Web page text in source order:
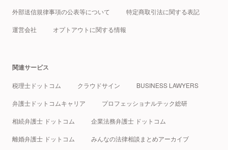
外部送信規律事項の公表等について 特定商取引法に関する表記
運営会社 オプトアウトに関する情報
関連サービス
税理士ドットコム クラウドサイン BUSINESS LAWYERS
弁護士ドットコムキャリア プロフェッショナルテック総研
相続弁護士 ドットコム 企業法務弁護士 ドットコム
離婚弁護士 ドットコム みんなの法律相談まとめアーカイブ